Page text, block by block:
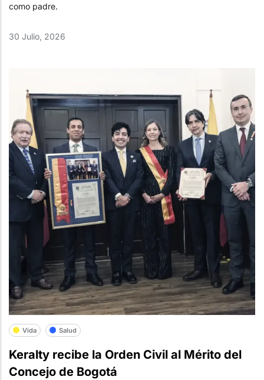
como padre.
30 Julio, 2026
Vida Salud
Keralty recibe la Orden Civil al Mérito del
Concejo de Bogotá